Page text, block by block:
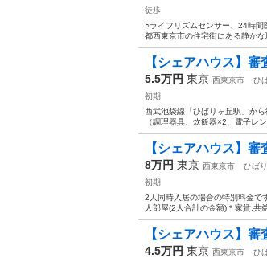
徒歩
○ライフリズムセンサー、24時
都西東京市の住宅街にある静か
【シェアハウス】
5.5万円 東京 西東京市 ひ
初期
西武池袋線「ひばりヶ丘駅」か
（調理器具、炊飯器×2、電子レ
【シェアハウス】
8万円 東京 西東京市 ひば
初期
2人同時入居の場合の特別料金で
人部屋(2人合計の金額) * 家賃.共
【シェアハウス】
4.5万円 東京 西東京市 ひ